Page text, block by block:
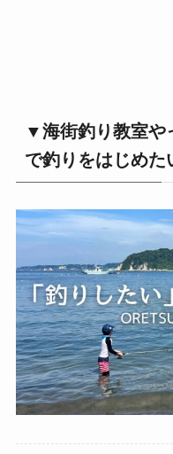
▼海街釣り教室や
で釣りをはじめた